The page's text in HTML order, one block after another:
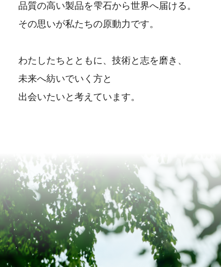
品質の高い製品を雫石から世界へ届ける。
その思いが私たちの原動力です。
わたしたちとともに、技術と志を磨き、
未来へ紡いでいく方と
出会いたいと考えています。